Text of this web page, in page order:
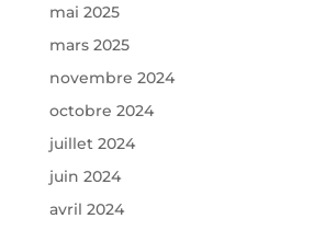
mai 2025
mars 2025
novembre 2024
octobre 2024
juillet 2024
juin 2024
avril 2024